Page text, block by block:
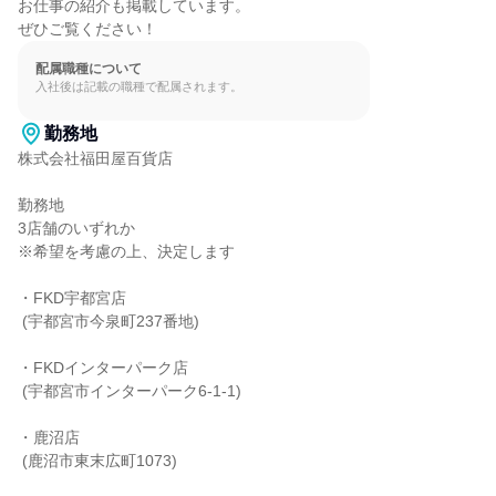
お仕事の紹介も掲載しています。
ぜひご覧ください！
配属職種について
入社後は記載の職種で配属されます。
勤務地
株式会社福田屋百貨店
勤務地
3店舗のいずれか
※希望を考慮の上、決定します
・FKD宇都宮店
・FKDインターパーク店
・鹿沼店